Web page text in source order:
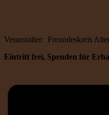
Veranstalter: Freundeskreis
Eintritt frei, Spenden für